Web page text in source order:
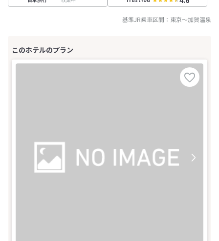
基準JR乗車区間： 東京～加賀温泉